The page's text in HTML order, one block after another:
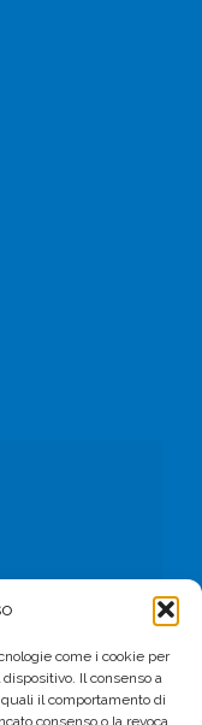
come i cookie per
Il consenso a
il comportamento di
consenso o la revoca